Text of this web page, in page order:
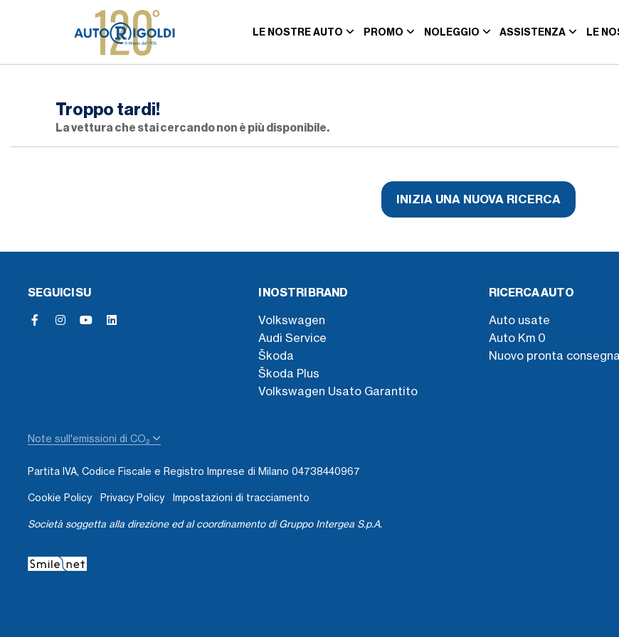
LE NOSTRE AUTO PROMO NOLEGGIO ASSISTENZA LE
Troppo tardi!
La vettura che stai cercando non è più disponibile.
INIZIA UNA NUOVA RICERCA
SEGUICI SU I NOSTRI BRAND
Volkswagen
Audi Service
Škoda
Škoda Plus
Volkswagen Usato Garantito
RICERCA AUTO
Auto usate
Auto Km 0
Nuovo pronta consegna
Note sull'emissioni di CO₂
Partita IVA, Codice Fiscale e Registro Imprese di Milano 04738440967
Cookie Policy Privacy Policy Impostazioni di tracciamento
Società soggetta alla direzione ed al coordinamento di Gruppo Intergea S.p.A.